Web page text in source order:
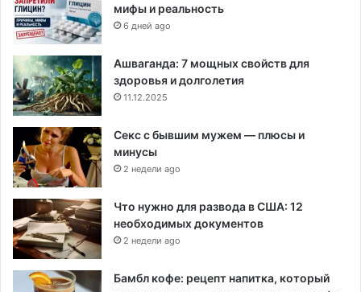
мифы и реальность
6 дней ago
Ашваганда: 7 мощных свойств для
здоровья и долголетия
11.12.2025
Секс с бывшим мужем — плюсы и
минусы
2 недели ago
Что нужно для развода в США: 12
необходимых документов
2 недели ago
Бамбл кофе: рецепт напитка, который